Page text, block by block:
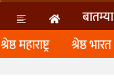
बातम्या
श्रेष्ठ महाराष्ट्र
श्रेष्ठ भारत